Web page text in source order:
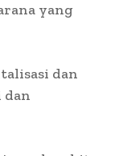
yang
dan
dan